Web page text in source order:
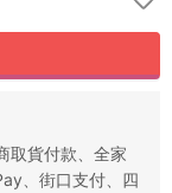
取貨付款、全家
、街口支付、四